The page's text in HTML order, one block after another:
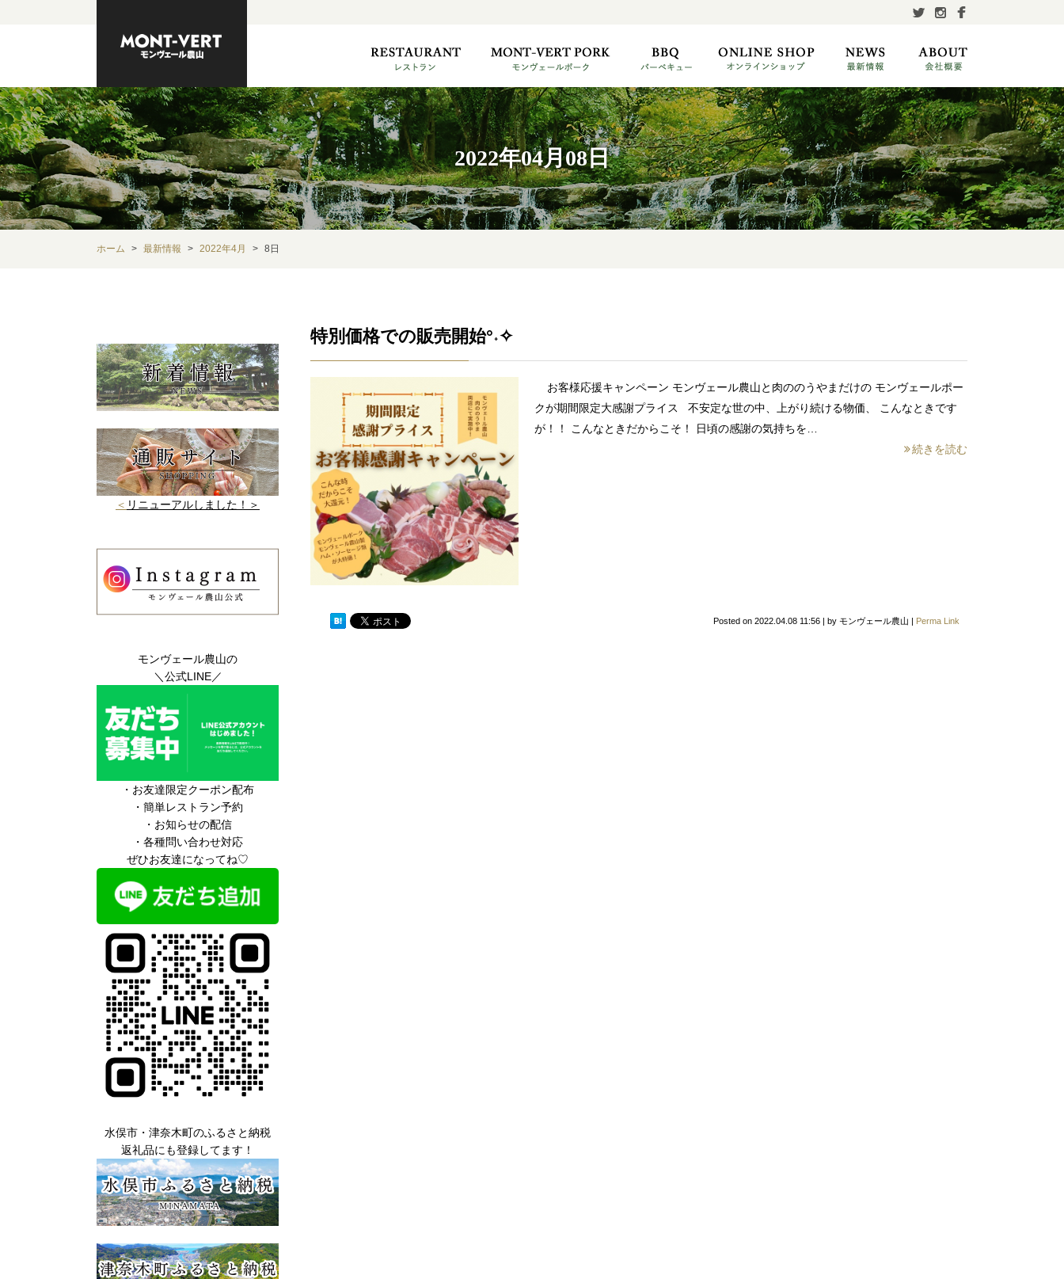
2022年04月08日
ホーム 最新情報 2022年4月 8日
特別価格での販売開始°˖✧
お客様応援キャンペーン モンヴェール農山と肉ののうやまだけの モンヴェールポー
クが期間限定大感謝プライス 不安定な世の中、上がり続ける物価、 こんなときです
が！！ こんなときだからこそ！ 日頃の感謝の気持ちを…
続きを読む
Posted on 2022.04.08 11:56 by モンヴェール農山 Perma Link
＜ リニューアルしました！＞
モンヴェール農山の
＼公式LINE／
・お友達限定クーポン配布
・簡単レストラン予約
・お知らせの配信
・各種問い合わせ対応
ぜひお友達になってね♡
水俣市・津奈木町のふるさと納税
返礼品にも登録してます！